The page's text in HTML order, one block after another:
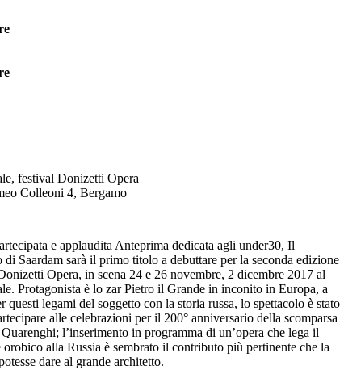
festival Donizetti Opera
Colleoni 4, Bergamo
e applaudita Anteprima dedicata agli under30, Il
di Saardam sarà il primo titolo a debuttare per la seconda edizione
Opera, in scena 24 e 26 novembre, 2 dicembre 2017 al
Protagonista è lo zar Pietro il Grande in inconito in Europa, a
questi legami del soggetto con la storia russa, lo spettacolo è stato
alle celebrazioni per il 200° anniversario della scomparsa
l’inserimento in programma di un’opera che lega il
orobico alla Russia è sembrato il contributo più pertinente che la
dare al grande architetto.